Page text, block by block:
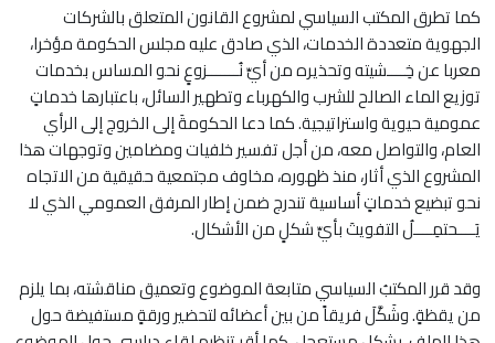
كما تطرق المكتب السياسي لمشروع القانون المتعلق بالشركات
الجهوية متعددة الخدمات، الذي صادق عليه مجلس الحكومة مؤخرا،
معربا عن خِــــشيته وتحذيره من أيِّ نُـــــــزوعٍ نحو المساس بخدمات
توزيع الماء الصالح للشرب والكهرباء وتطهير السائل، باعتبارها خدماتٍ
عمومية حيوية واستراتيجية. كما دعا الحكومةَ إلى الخروج إلى الرأي
العام، والتواصل معه، من أجل تفسير خلفيات ومضامين وتوجهات هذا
المشروع الذي أثار، منذ ظهوره، مخاوف مجتمعية حقيقية من الاتجاه
نحو تبضيع خدماتٍ أساسية تندرج ضمن إطار المرفق العمومي الذي لا
يَــــحتمِــــلُ التفويتَ بأيِّ شكلٍ من الأشكال.
وقد قرر المكتبُ السياسي متابعة الموضوع وتعميق مناقشته، بما يلزم
من يقظةٍ. وشَكَّلَ فريقاً من بين أعضائه لتحضير ورقةٍ مستفيضة حول